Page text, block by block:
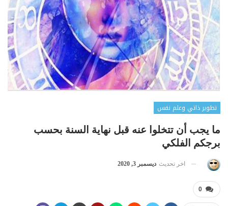
تطوير ذاتي وعلم نفس
ما يجب أن تتخلوا عنه قبل نهاية السنة بحسب
برجكم الفلكي
اخر تحديث ديسمبر 3, 2020
0